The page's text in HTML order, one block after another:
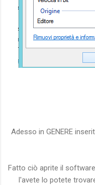
Adesso in GENERE
Fatto ciò aprite il
l'avete lo potete